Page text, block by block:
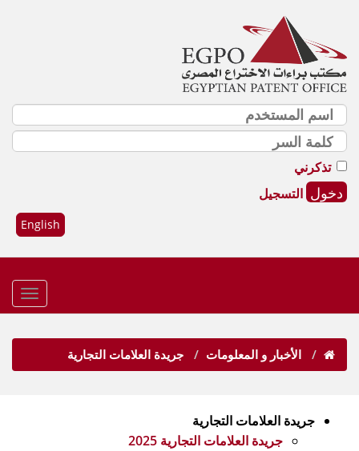
تذكرني
التسجيل
English
الأخبار و المعلومات جريدة العلامات التجارية
جريدة العلامات التجارية
جريدة العلامات التجارية 2025